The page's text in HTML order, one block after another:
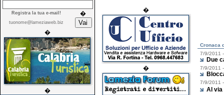
Registra la tua e-mail! �
tuonome@lameziaweb.biz
�
�
�
�
Cronaca
7/9/2011
Due
7/9/2011
7/9/2011
Al via